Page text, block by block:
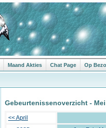
Maand Akties Chat Page Op
Gebeurtenissenoverzicht -
<< April